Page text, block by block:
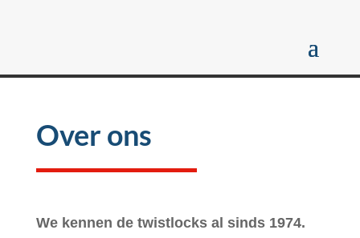
Over ons
We kennen de twistlocks al sinds 1974.